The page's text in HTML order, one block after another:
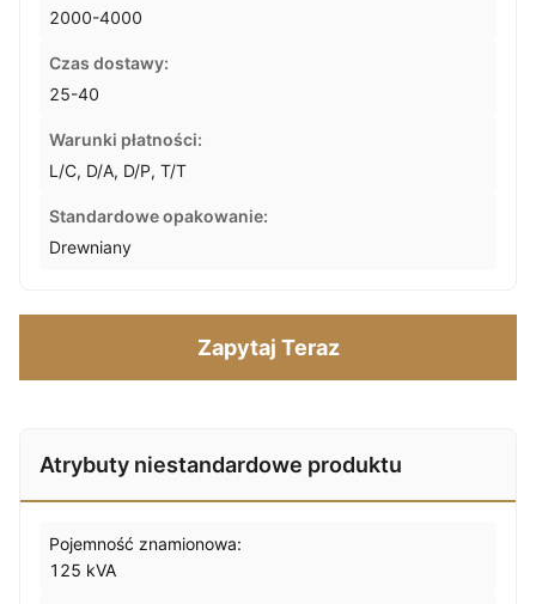
2000-4000
Czas dostawy:
25-40
Warunki płatności:
L/C, D/A, D/P, T/T
Standardowe opakowanie:
Drewniany
Zapytaj Teraz
Atrybuty niestandardowe produktu
Pojemność znamionowa:
125 kVA